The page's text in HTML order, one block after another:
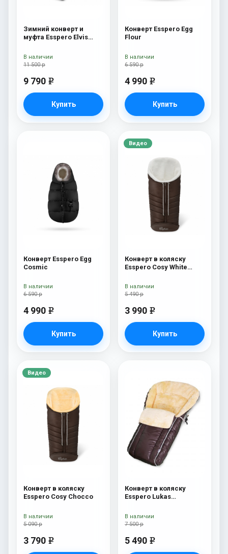
Зимний конверт и
муфта Esspero Elvis
11 500 р
9 790 e
Купить
В наличии
Конверт Esspero Egg
Flour
6 590 р
4 990 e
Купить
В наличии
Конверт Esspero Egg
Cosmic
6 590 р
4 990 e
Купить
В наличии
Видео
Конверт в коляску
Esspero Cosy White
5 490 р
3 990 e
Купить
В наличии
Видео
Конверт в коляску
Esspero Cosy Chocco
5 090 р
3 790 e
В наличии
Конверт в коляску
Esspero Lukas
шерсть) Chocolat
7 500 р
5 490 e
В наличии